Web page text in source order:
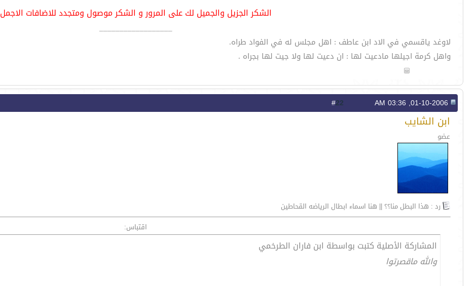
الشكر الجزيل والجميل لك على المرور و الشكر موصول ومتجدد للاضافات الاجمل
__________________
لاوغد ياقسمي في الاد ابن عاطف : اهل مجلس له في الفواد طراه.
واهل كرمة اجيلها مادعيت لها : ان دعيت لها ولا جيت لها بجراه .
22
ابن الشايب
عضو
رد : هذا البطل منا؟؟ || هنا اسماء ابطال الرياضه القحاطين
اقتباس:
المشاركة الأصلية كتبت بواسطة ابن فاران الطرخمي
والله ماقصرتوا